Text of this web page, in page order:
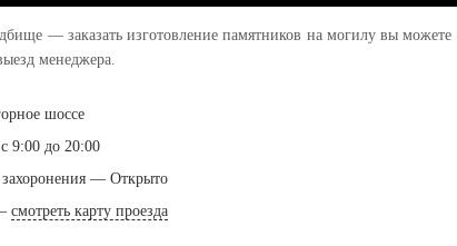
— заказать изготовление памятников на могилу вы
менеджера.
шоссе
9:00 до 20:00
— Открыто
смотреть карту проезда